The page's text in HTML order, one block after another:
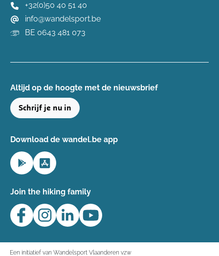
+32(0)50 40 51 40
info@wandelsport.be
BE 0643 481 073
Altijd op de hoogte ​met de nieuwsbrief
Schrijf je nu in
Download de wandel.be app
Join the hiking family
Een initiatief van Wandelsport Vlaanderen vzw